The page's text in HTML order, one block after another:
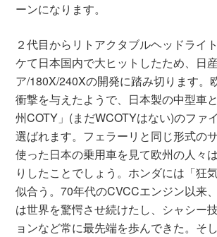
ーンになります。
２代目からリトアクタブルヘッドライ
ケて日本国内で大ヒットしたため、日
ア/180X/240Xの開発に踏み切ります。
衝撃を与えたようで、日本製の中型車
州COTY」(まだWCOTYはない)のファ
選ばれます。フェラーリと同じ形式の
使った日本の乗用車を見て欧州の人々
りしたことでしょう。ホンダには「狂
似合う。70年代のCVCCエンジン以来
は世界を驚愕させ続けたし、シャシー
ョンなど常に最先端を歩んできた。そ